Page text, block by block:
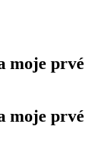
moje prvé
moje prvé